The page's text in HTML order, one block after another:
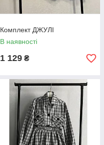
Комплект ДЖУЛІ
В наявності
1 129 ₴